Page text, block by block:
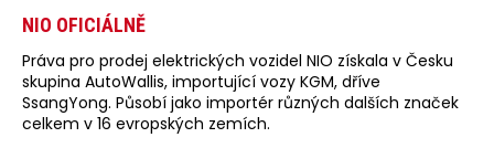
NIO OFICIÁLNĚ
Práva pro prodej elektrických vozidel NIO získala v Česku
skupina AutoWallis, importující vozy KGM, dříve
SsangYong. Působí jako importér různých dalších značek
celkem v 16 evropských zemích.